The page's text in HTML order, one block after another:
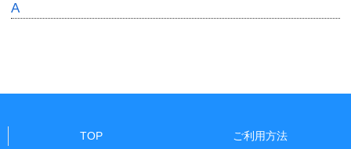
A
TOP ご利用方法